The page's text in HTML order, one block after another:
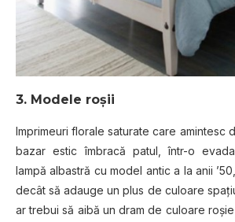
3. Modele roșii
Imprimeuri florale saturate care amintesc
bazar estic îmbracă patul, într-o
lampă albastră cu model antic a la anii
decât să adauge un plus de culoare
ar trebui să aibă un dram de culoare